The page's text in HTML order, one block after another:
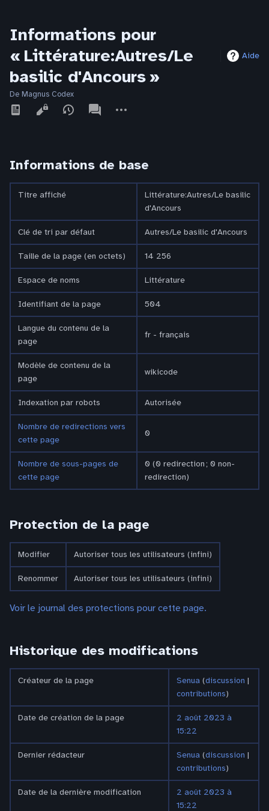
Informations pour
« Littérature:Autres/Le
basilic d'Ancours »
Aide
De Magnus Codex
Affichages
associated-
pages
actions
Informations de base
Titre affiché
Littérature:Autres/Le basilic
d'Ancours
Clé de tri par défaut Autres/Le basilic d'Ancours
Taille de la page (en octets) 14 256
Espace de noms Littérature
Identifiant de la page 504
Langue du contenu de la
page
fr - français
Modèle de contenu de la
page
wikicode
Indexation par robots Autorisée
Nombre de redirections vers
cette page
0
Nombre de sous-pages de
cette page
0 (0 redirection ; 0 non-
redirection)
Protection de la page
Modifier Autoriser tous les utilisateurs (infini)
Renommer Autoriser tous les utilisateurs (infini)
Voir le journal des protections pour cette page.
Historique des modifications
Créateur de la page Senua (discussion |
contributions)
Date de création de la page
2 août 2023 à
15:22
Dernier rédacteur Senua (discussion |
contributions)
Date de la dernière modification
2 août 2023 à
15:22